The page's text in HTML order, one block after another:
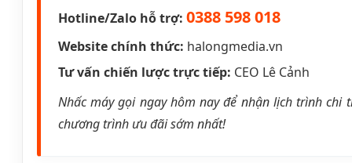
Hotline/Zalo hỗ trợ: 0388 598 018
Website chính thức: halongmedia.vn
Tư vấn chiến lược trực tiếp: CEO Lê Cảnh
Nhấc máy gọi ngay hôm nay để nhận lịch trình chi
chương trình ưu đãi sớm nhất!